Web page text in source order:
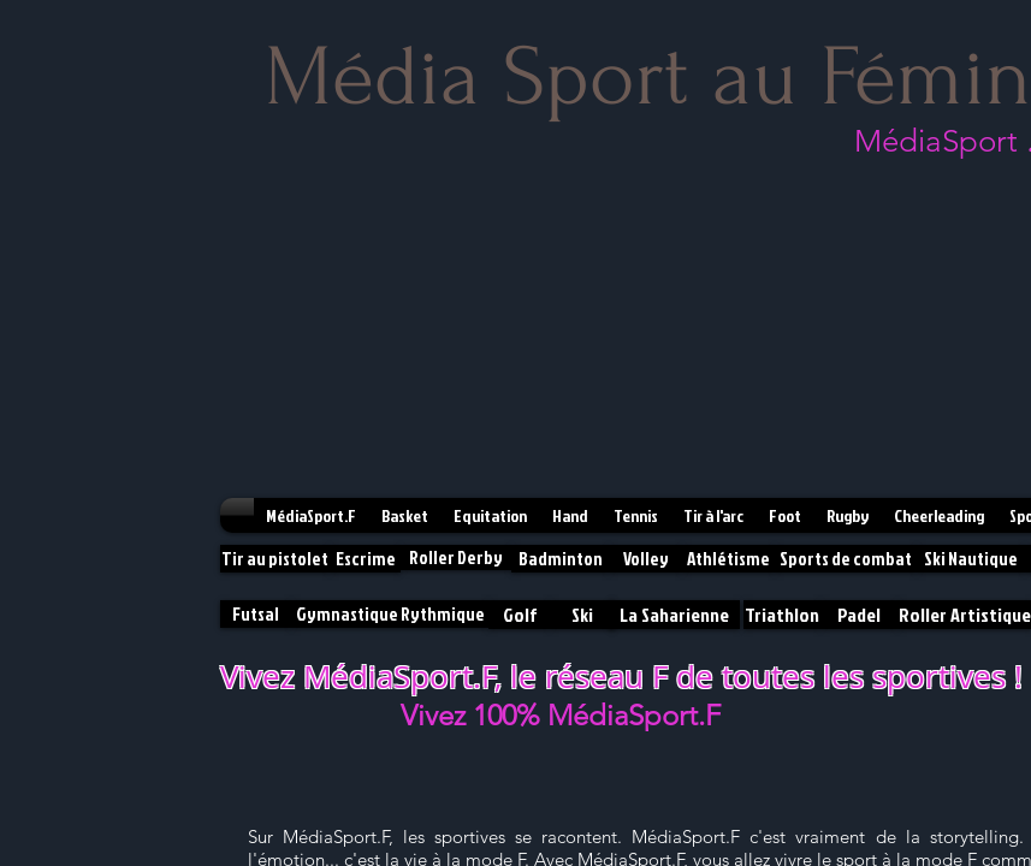
Média Sport au
MédiaSport
MédiaSport.F Basket Equitation Hand Tennis Tir à l'arc Foot Rugby Cheerleading
Tir au pistolet Escrime Roller Derby Badminton Volley Athlétisme Sports de combat Ski Nautique
Vivez MédiaSport.F, le réseau F de toutes les sportives !
Vivez 100% MédiaSport.F
Futsal Gymnastique Rythmique Golf Triathlon
Ski Roller Artistique
La Saharienne Padel
Sur MédiaSport.F, les sportives se racontent. MédiaSport.F c'est vraiment de la
l'émotion... c'est la vie à la mode F. Avec MédiaSport.F, vous allez vivre le sport à la mode F